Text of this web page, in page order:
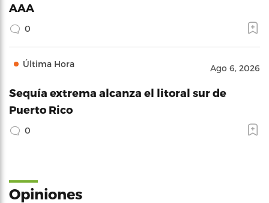
AAA
0
Última Hora Ago 6, 2026
Sequía extrema alcanza el litoral sur de
Puerto Rico
0
Opiniones